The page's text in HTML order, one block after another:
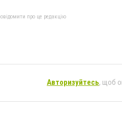
про це редакцію
Авторизуйтесь, щоб